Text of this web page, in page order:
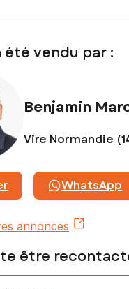
été vendu par :
Benjamin
Vire Normandie
WhatsApp
annonces
être
nom